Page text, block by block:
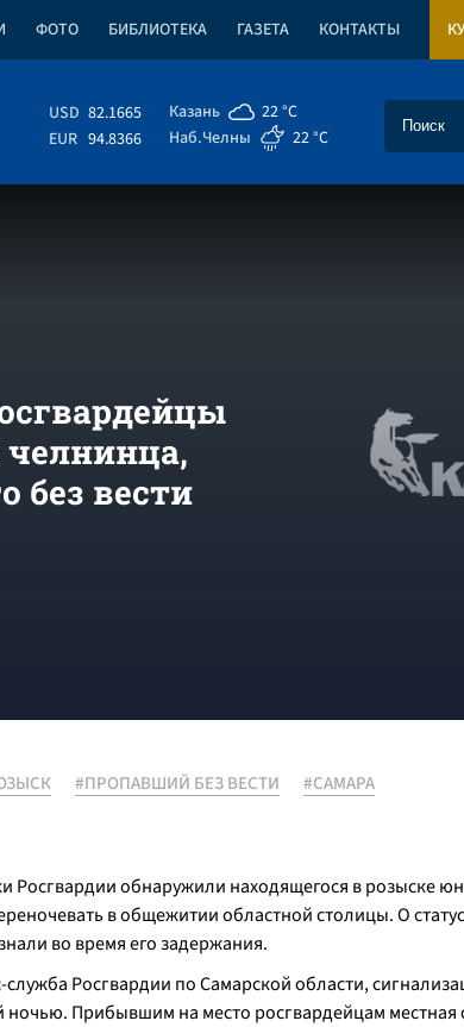
ФОТО БИБЛИОТЕКА ГАЗЕТА КОНТАКТЫ
USD 82.1665
EUR 94.8366
Казань
22 °C
Наб.Челны
22 °C
без вести
#ПРОПАВШИЙ БЕЗ ВЕСТИ #САМАРА
Росгвардии обнаружили находящегося в розыске
в общежитии областной столицы. О
во время его задержания.
служба Росгвардии по Самарской области,
ночью. Прибывшим на место росгвардейцам местная